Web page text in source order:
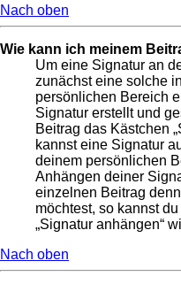
Nach oben
Wie kann ich meinem
Um eine Signatur an
zunächst eine solche
persönlichen Bereich
Signatur erstellt und
Beitrag das Kästchen
kannst eine Signatur
deinem persönlichen
Anhängen deiner
einzelnen Beitrag
möchtest, so kannst
„Signatur anhängen“
Nach oben